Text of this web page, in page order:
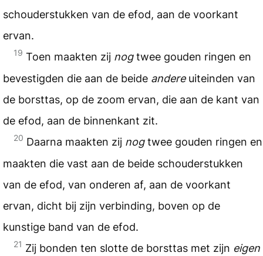
schouderstukken van de efod, aan de voorkant
ervan.
19 Toen maakten zij nogtwee gouden ringen en
bevestigden die aan de beide andereuiteinden van
de borsttas, op de zoom ervan, die aan de kant van
de efod, aan de binnenkant zit.
20 Daarna maakten zij nogtwee gouden ringen en
maakten die vast aan de beide schouderstukken
van de efod, van onderen af, aan de voorkant
ervan, dicht bij zijn verbinding, boven op de
kunstige band van de efod.
21 Zij bonden ten slotte de borsttas met zijn eigen